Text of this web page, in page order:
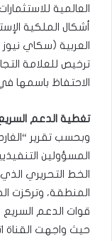
العالمية
أشكال الملكية
العربية (سكاي نيوز
ترخيص للعلامة
الاحتفاظ باسمها
تغطية الدعم
وبحسب تقرير
المسؤولين
الخط التحريري
المنطقة، وتركزت
قوات الدعم
حيث واجهت القناة